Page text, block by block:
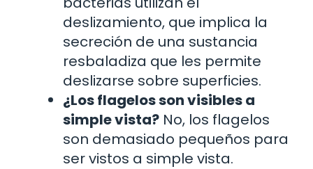
deslizamiento, que implica la
secreción de una sustancia
resbaladiza que les permite
deslizarse sobre superficies.
¿Los flagelos son visibles a
simple vista? No, los flagelos
son demasiado pequeños para
ser vistos a simple vista.